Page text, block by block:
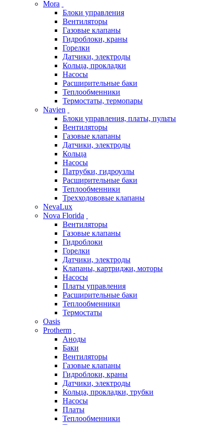
Mora
Блоки управления
Вентиляторы
Газовые клапаны
Гидроблоки, краны
Горелки
Датчики, электроды
Кольца, прокладки
Насосы
Расширительные баки
Теплообменники
Термостаты, термопары
Navien
Блоки управления, платы, пульты
Вентиляторы
Газовые клапаны
Датчики, электроды
Кольца
Насосы
Патрубки, гидроузлы
Расширительные баки
Теплообменники
Трехходововые клапаны
NevaLux
Nova Florida
Вентиляторы
Газовые клапаны
Гидроблоки
Горелки
Датчики, электроды
Клапаны, картриджи, моторы
Насосы
Платы управления
Расширительные баки
Теплообменники
Термостаты
Oasis
Protherm
Аноды
Баки
Вентиляторы
Газовые клапаны
Гидроблоки, краны
Датчики, электроды
Кольца, прокладки, трубки
Насосы
Платы
Теплообменники